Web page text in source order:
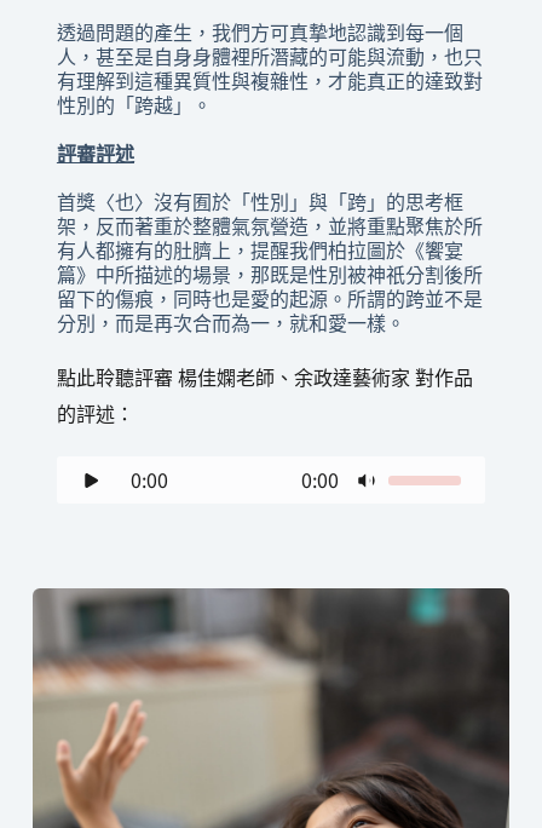
透過問題的產生，我們方可真摯地認識到每一個
人，甚至是自身身體裡所潛藏的可能與流動，也只
有理解到這種異質性與複雜性，才能真正的達致對
性別的「跨越」。
評審評述
首獎〈也〉沒有囿於「性別」與「跨」的思考框
架，反而著重於整體氣氛營造，並將重點聚焦於所
有人都擁有的肚臍上，提醒我們柏拉圖於《饗宴
篇》中所描述的場景，那既是性別被神祇分割後所
留下的傷痕，同時也是愛的起源。所謂的跨並不是
分別，而是再次合而為一，就和愛一樣。
點此聆聽評審 楊佳嫻老師、余政達藝術家 對作品
的評述：
0:00 0:00